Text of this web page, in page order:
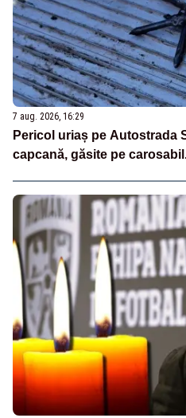
7 aug. 2026, 16:29
Pericol uriaș pe Autostrada
capcană, găsite pe